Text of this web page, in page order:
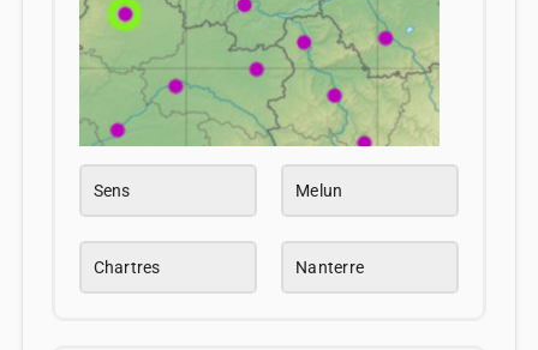
Sens Melun
Chartres Nanterre